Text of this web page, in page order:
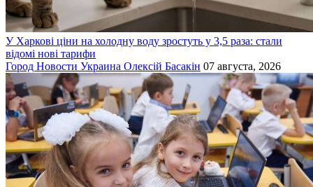
У Харкові ціни на холодну воду зростуть у 3,5 раза: стали
відомі нові тарифи
Город Новости Украина Олексій Басакін 07 августа, 2026